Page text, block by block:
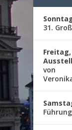
31.
Freitag,
von